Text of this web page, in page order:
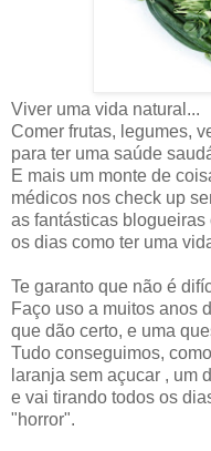
Viver uma vida natural...
Comer frutas, legumes,
para ter uma saúde
E mais um monte de
médicos nos check up
as fantásticas
os dias como ter uma
Te garanto que não é
Faço uso a muitos anos
que dão certo, e uma
Tudo conseguimos,
laranja sem açucar , um
e vai tirando todos os
"horror".